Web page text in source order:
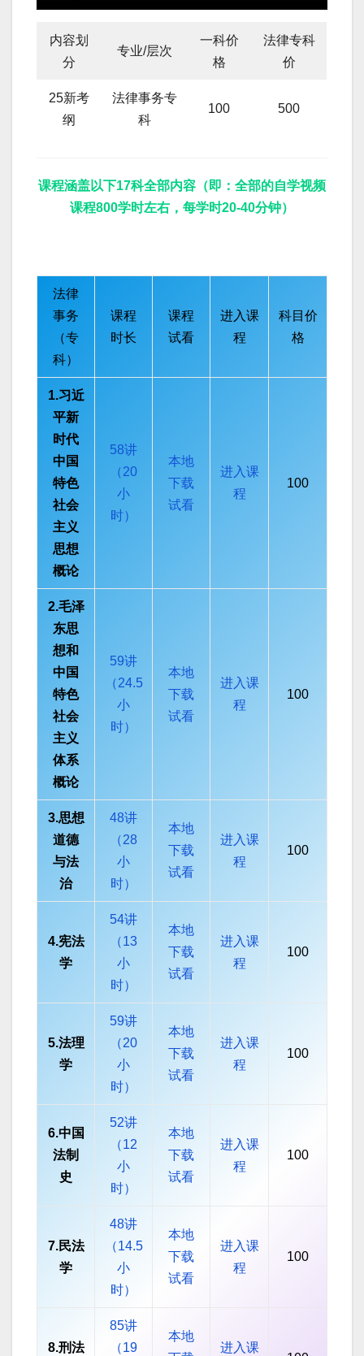
内容划
分
专业/层次
一科价
格
法律专科
价
25新考
纲
法律事务专
科
100 500
课程涵盖以下17科全部内容（即：全部的自学视频
课程800学时左右，每学时20-40分钟）
法律
事务
（专
科）
课程
时长
课程
试看
进入课
程
科目价
格
1.习近
平新
时代
中国
特色
社会
主义
思想
概论
58讲
（20
小
时）
本地
下载
试看
进入课
程
100
2.毛泽
东思
想和
中国
特色
社会
主义
体系
概论
59讲
（24.5
小
时）
本地
下载
试看
进入课
程
100
3.思想
道德
与法
治
48讲
（28
小
时）
本地
下载
试看
进入课
程
100
4.宪法
学
54讲
（13
小
时）
本地
下载
试看
进入课
程
100
5.法理
学
59讲
（20
小
时）
本地
下载
试看
进入课
程
100
6.中国
法制
史
52讲
（12
小
时）
本地
下载
试看
进入课
程
100
7.民法
学
48讲
（14.5
小
时）
本地
下载
试看
进入课
程
100
8.刑法
85讲
（19
本地
进入课